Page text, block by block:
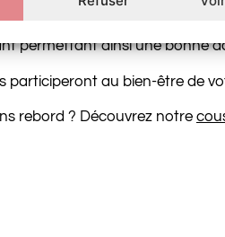
sont facilement
permettant ainsi une bonne
participeront au bien-être de
rebord ? Découvrez notre